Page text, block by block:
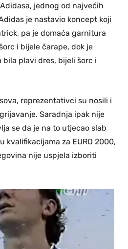
jednog od najvećih
je nastavio koncept koji
pa je domaća garnitura
i bijele čarape, dok je
plavi dres, bijeli šorc i
reprezentativci su nosili i
Saradnja ipak nije
se da je na to utjecao slab
kvalifikacijama za EURO 2000,
nije uspjela izboriti